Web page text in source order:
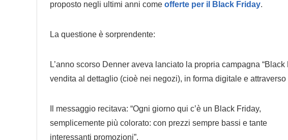
proposto negli ultimi anni come offerte per il Black Friday.
La questione è sorprendente:
L’anno scorso Denner aveva lanciato la propria campagna
vendita al dettaglio (cioè nei negozi), in forma digitale e
Il messaggio recitava: “Ogni giorno qui c’è un Black Friday,
semplicemente più colorato: con prezzi sempre bassi e tante
interessanti promozioni”.